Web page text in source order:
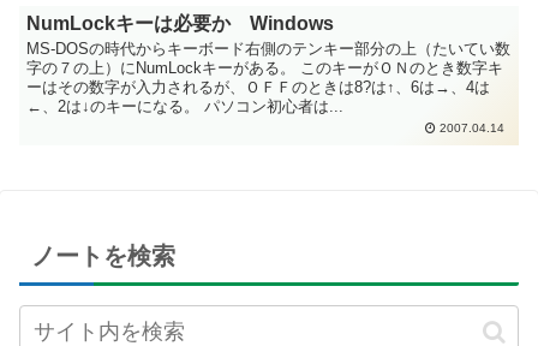
NumLockキーは必要か Windows
MS-DOSの時代からキーボード右側のテンキー部分の上（たいてい数
字の７の上）にNumLockキーがある。 このキーがＯＮのとき数字キ
ーはその数字が入力されるが、ＯＦＦのときは8?は↑、6は→、4は
←、2は↓のキーになる。 パソコン初心者は...
2007.04.14
ノートを検索